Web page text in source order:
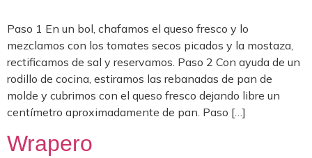
Paso 1 En un bol, chafamos el queso fresco y lo
mezclamos con los tomates secos picados y la mostaza,
rectificamos de sal y reservamos. Paso 2 Con ayuda de un
rodillo de cocina, estiramos las rebanadas de pan de
molde y cubrimos con el queso fresco dejando libre un
centímetro aproximadamente de pan. Paso […]
Wrapero